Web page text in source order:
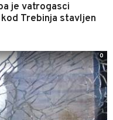
je vatrogasci
Trebinja stavljen
0